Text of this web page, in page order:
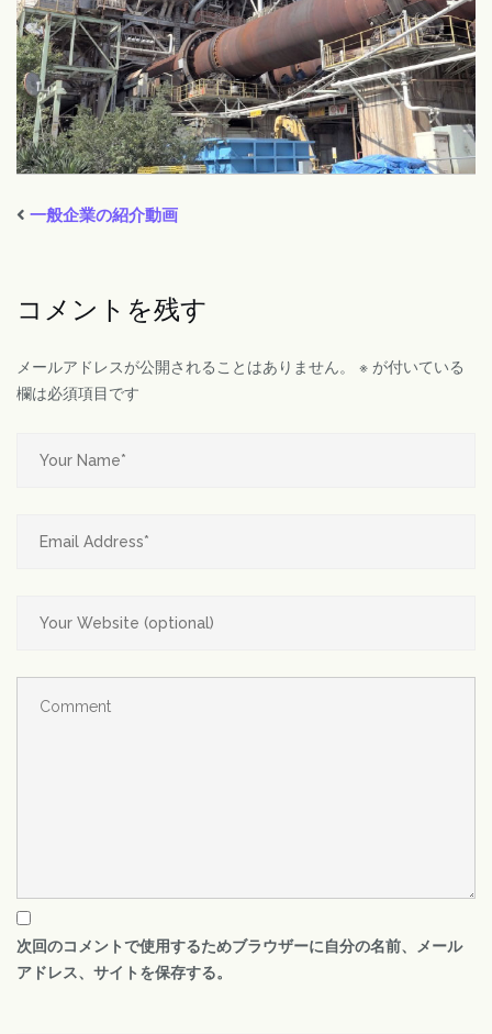
一般企業の紹介動画
コメントを残す
メールアドレスが公開されることはありません。 ※ が付いている
欄は必須項目です
次回のコメントで使用するためブラウザーに自分の名前、メール
アドレス、サイトを保存する。